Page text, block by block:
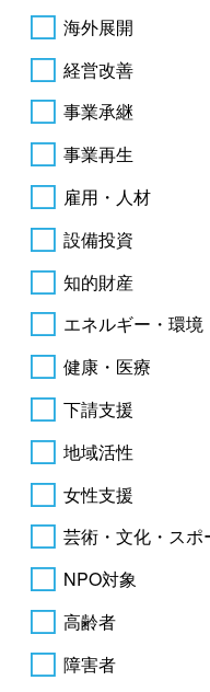
海外展開
経営改善
事業承継
事業再生
雇用・人材
設備投資
知的財産
エネルギー・環境
健康・医療
下請支援
地域活性
女性支援
芸術・文化・スポ
NPO対象
高齢者
障害者